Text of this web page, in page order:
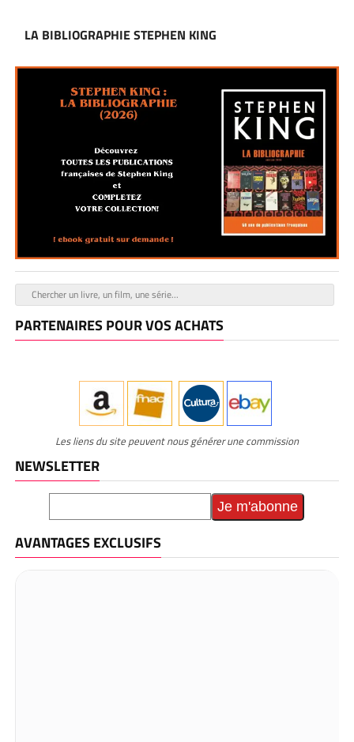
LA BIBLIOGRAPHIE STEPHEN KING
PARTENAIRES POUR VOS ACHATS
Les liens du site peuvent nous générer une commission
NEWSLETTER
AVANTAGES EXCLUSIFS